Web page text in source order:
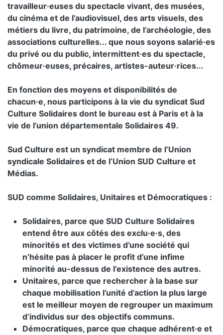
travailleur·euses du spectacle vivant, des musées,
du cinéma et de l’audiovisuel, des arts visuels, des
métiers du livre, du patrimoine, de l’archéologie, des
associations culturelles... que nous soyons salarié·es
du privé ou du public, intermittent·es du spectacle,
chômeur·euses, précaires, artistes-auteur·rices...
En fonction des moyens et disponibilités de
chacun·e, nous participons à la vie du syndicat Sud
Culture Solidaires dont le bureau est à Paris et à la
vie de l’union départementale Solidaires 49.
Sud Culture est un syndicat membre de l’Union
syndicale Solidaires et de l’Union SUD Culture et
Médias.
SUD comme Solidaires, Unitaires et Démocratiques :
Solidaires, parce que SUD Culture Solidaires
entend être aux côtés des exclu·e·s, des
minorités et des victimes d’une société qui
n’hésite pas à placer le profit d’une infime
minorité au-dessus de l’existence des autres.
Unitaires, parce que rechercher à la base sur
chaque mobilisation l’unité d’action la plus large
est le meilleur moyen de regrouper un maximum
d’individus sur des objectifs communs.
Démocratiques, parce que chaque adhérent·e et